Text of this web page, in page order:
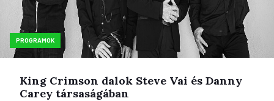
PROGRAMOK
King Crimson dalok Steve Vai és Danny
Carey társaságában